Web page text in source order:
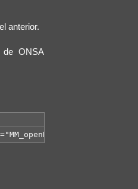
anterior.
de ONSA